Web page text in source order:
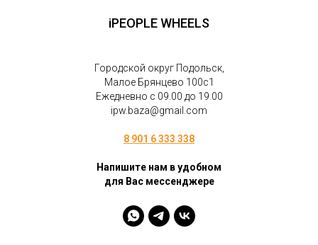
iPEOPLE WHEELS
Городской округ Подольск,
Малое Брянцево 100с1
Ежедневно с 09.00 до 19.00
ipw.baza@gmail.com
8 901 6 333 338
Напишите нам в удобном
для Вас мессенджере